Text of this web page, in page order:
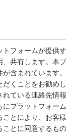
フォームが提供
共有します。本
含まれています
くことをお勧め
ている連絡先情
プラットフォー
とにより、お客
とに同意するもの